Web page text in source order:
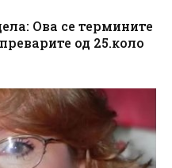
Ова се термините
од 25.коло